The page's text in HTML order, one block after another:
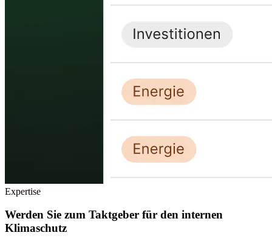
Expertise
Werden Sie zum Taktgeber für den internen
Klimaschutz